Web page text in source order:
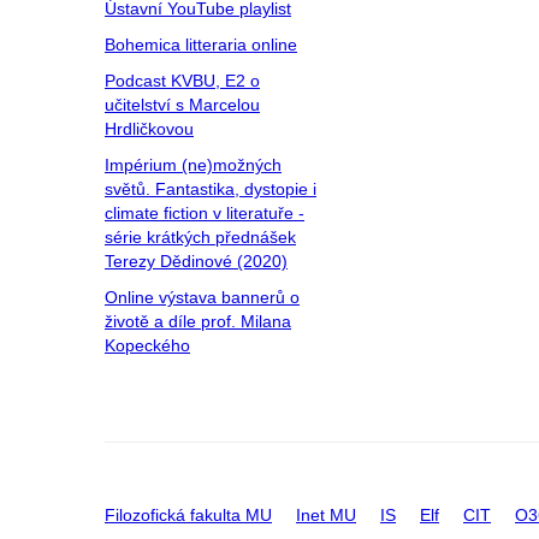
Ústavní YouTube playlist
Bohemica litteraria online
Podcast KVBU, E2 o
učitelství s Marcelou
Hrdličkovou
Impérium (ne)možných
světů. Fantastika, dystopie i
climate fiction v literatuře -
série krátkých přednášek
Terezy Dědinové (2020)
Online výstava bannerů o
životě a díle prof. Milana
Kopeckého
Filozofická fakulta MU Inet MU IS Elf CIT